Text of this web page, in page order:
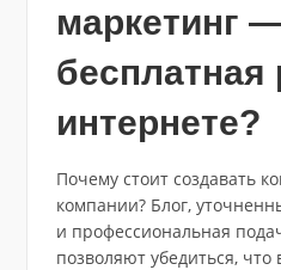
маркетинг
бесплатная
интернете?
Почему стоит создавать
компании? Блог,
и профессиональная
позволяют убедиться, что